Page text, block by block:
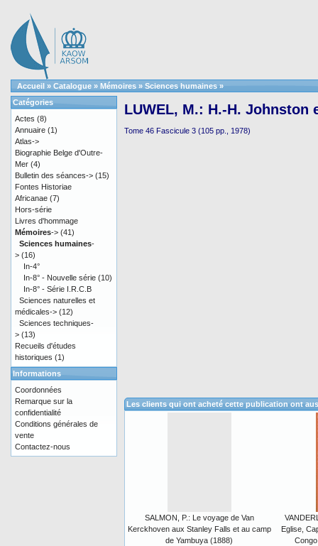
Accueil » Catalogue » Mémoires » Sciences humaines »
LUWEL, M.: H.-H. Johnston
Tome 46 Fascicule 3 (105 pp., 1978)
Les clients qui ont acheté cette publication ont
SALMON, P.: Le voyage de Van
Kerckhoven aux Stanley Falls et au camp
de Yambuya (1888)
Eglise,
Catégories
Actes (8)
Annuaire (1)
Atlas->
Biographie Belge d'Outre-
Mer (4)
Bulletin des séances-> (15)
Fontes Historiae
Africanae (7)
Hors-série
Livres d'hommage
Mémoires-> (41)
Sciences humaines-
> (16)
In-4°
In-8° - Nouvelle série (10)
In-8° - Série I.R.C.B
Sciences naturelles et
médicales-> (12)
Sciences techniques-
> (13)
Recueils d'études
historiques (1)
Informations
Coordonnées
Remarque sur la
confidentialité
Conditions générales de
vente
Contactez-nous